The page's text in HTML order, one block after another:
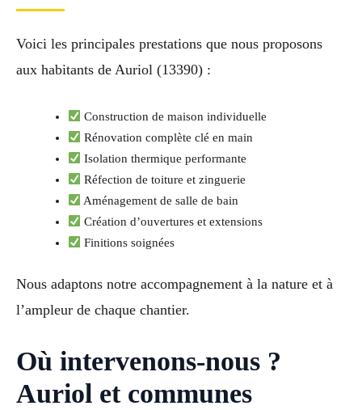
Voici les principales prestations que nous proposons
aux habitants de Auriol (13390) :
Construction de maison individuelle
Rénovation complète clé en main
Isolation thermique performante
Réfection de toiture et zinguerie
Aménagement de salle de bain
Création d’ouvertures et extensions
Finitions soignées
Nous adaptons notre accompagnement à la nature et à
l’ampleur de chaque chantier.
Où intervenons-nous ?
Auriol et communes